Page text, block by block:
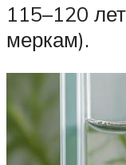
115–120
меркам).